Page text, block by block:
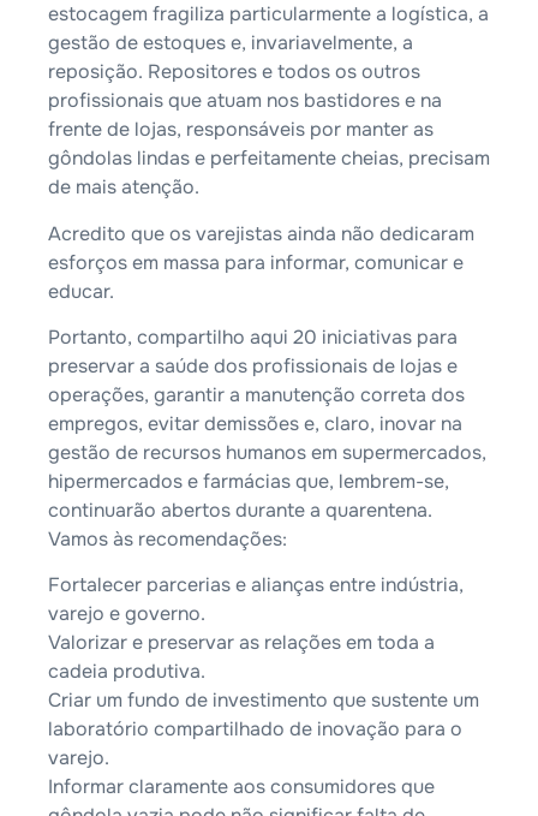
estocagem fragiliza particularmente a logística, a
gestão de estoques e, invariavelmente, a
reposição. Repositores e todos os outros
profissionais que atuam nos bastidores e na
frente de lojas, responsáveis por manter as
gôndolas lindas e perfeitamente cheias, precisam
de mais atenção.
Acredito que os varejistas ainda não dedicaram
esforços em massa para informar, comunicar e
educar.
Portanto, compartilho aqui 20 iniciativas para
preservar a saúde dos profissionais de lojas e
operações, garantir a manutenção correta dos
empregos, evitar demissões e, claro, inovar na
gestão de recursos humanos em supermercados,
hipermercados e farmácias que, lembrem-se,
continuarão abertos durante a quarentena.
Vamos às recomendações:
Fortalecer parcerias e alianças entre indústria,
varejo e governo.
Valorizar e preservar as relações em toda a
cadeia produtiva.
Criar um fundo de investimento que sustente um
laboratório compartilhado de inovação para o
varejo.
Informar claramente aos consumidores que